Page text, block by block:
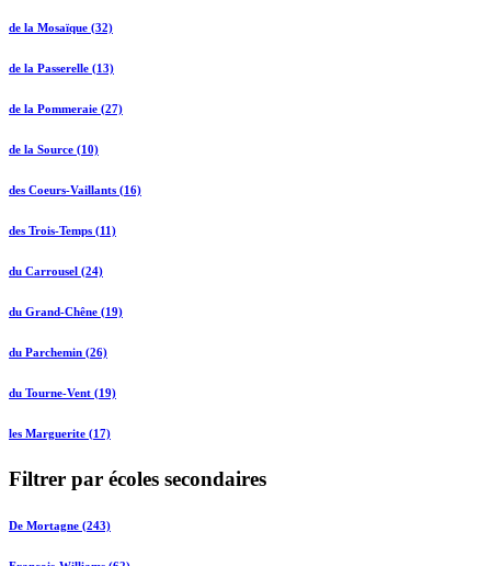
de la Mosaïque (32)
de la Passerelle (13)
de la Pommeraie (27)
de la Source (10)
des Coeurs-Vaillants (16)
des Trois-Temps (11)
du Carrousel (24)
du Grand-Chêne (19)
du Parchemin (26)
du Tourne-Vent (19)
les Marguerite (17)
Filtrer par écoles secondaires
De Mortagne (243)